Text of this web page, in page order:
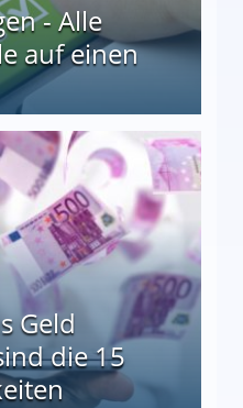
- Alle
auf einen
Geld
die 15